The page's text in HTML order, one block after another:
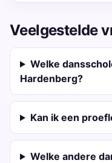
Veelgestelde
Welke
Hardenberg?
Kan ik een
Welke andere